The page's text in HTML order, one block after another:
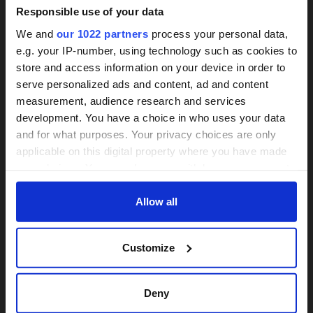
Responsible use of your data
We and our 1022 partners process your personal data,
e.g. your IP-number, using technology such as cookies to
store and access information on your device in order to
serve personalized ads and content, ad and content
measurement, audience research and services
development. You have a choice in who uses your data
and for what purposes. Your privacy choices are only
applicable on this digital property where you have made
any time from the Cookie Declaration or by clicking on
Collect information about your geographical
location which can be accurate to within several
Allow all
Customize
Deny
Finden Sie Pflegevermittlung
Weishaupt auf Google Maps
BitteMarketing-Cookies akzeptieren, um die Karte
sehen zu können.
Dann fordern Sie jetzt ein
unverbindliches Angebot an.
24h-Betreuungskraft
gesucht?
Über 800 Anbieter
JETZT VERGLEICHEN